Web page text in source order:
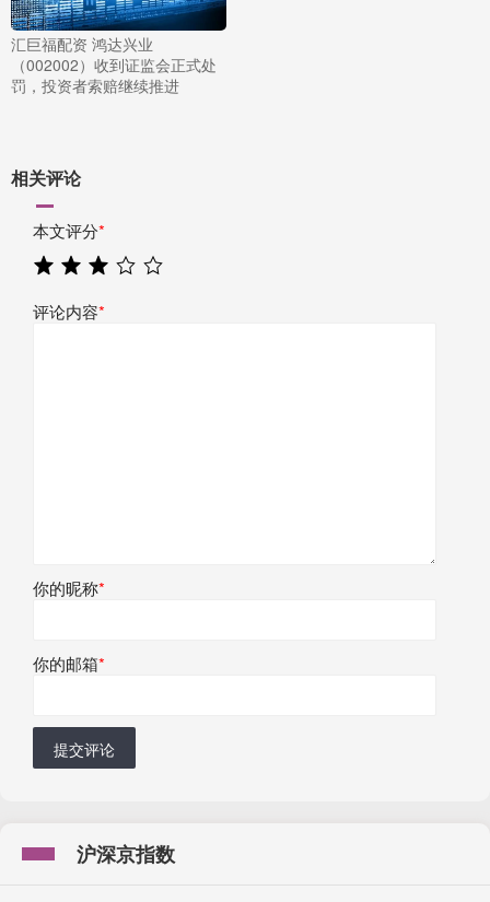
汇巨福配资 鸿达兴业
（002002）收到证监会正式处
罚，投资者索赔继续推进
相关评论
本文评分*
评论内容*
你的昵称*
你的邮箱*
提交评论
沪深京指数